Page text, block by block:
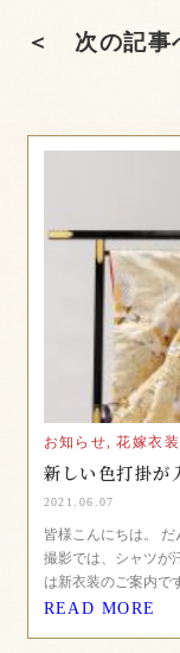
＜ 次の記事
お知らせ, 花嫁衣装
新しい色打掛が
2021.06.07
皆様こんにちは。
撮影では、シャツが
は新衣装のご案内で
READ MORE